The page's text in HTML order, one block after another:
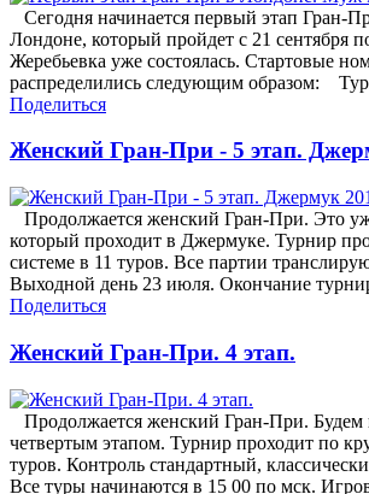
Сегодня начинается первый этап Гран-
Лондоне, который пройдет с 21 сентября
Жеребьевка уже состоялась. Стартовые
распределились следующим образом:
Поделиться
Женский Гран-При - 5 этап.
Продолжается женский Гран-При. Это
который проходит в Джермуке. Турнир
системе в 11 туров. Все партии
Выходной день 23 июля. Окончание
Поделиться
Женский Гран-При. 4 этап.
Продолжается женский Гран-При. Будем
четвертым этапом. Турнир проходит по
туров. Контроль стандартный,
Все туры начинаются в 15 00 по мск.